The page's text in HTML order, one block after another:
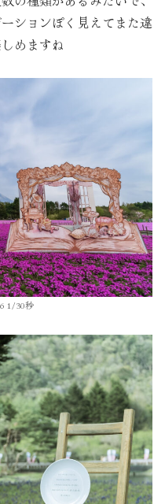
ションぽく見えてまた違
めますね
1/30秒